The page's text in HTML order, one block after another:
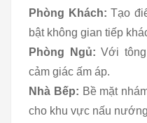
Phòng Khách: Tạo
bật không gian tiếp
Phòng Ngủ:Với
cảm giác ấm áp.
Nhà Bếp: Bề mặt
cho khu vực nấu